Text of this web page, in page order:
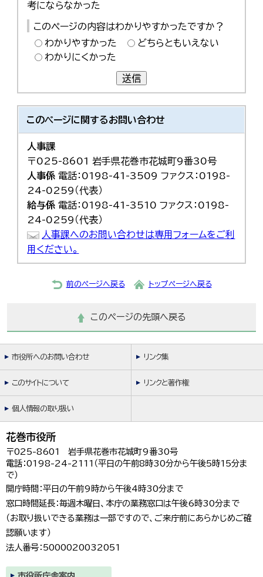
考にならなかった
このページの内容はわかりやすかったですか？
わかりやすかった
どちらともいえない
わかりにくかった
送信
このページに関するお問い合わせ
人事課
〒025-8601 岩手県花巻市花城町9番30号
人事係 電話：0198-41-3509 ファクス：0198-
24-0259（代表）
給与係 電話：0198-41-3510 ファクス：0198-
24-0259（代表）
人事課へのお問い合わせは専用フォームをご利
用ください。
前のページへ戻る トップページへ戻る
このページの先頭へ戻る
市役所へのお問い合わせ リンク集
このサイトについて リンクと著作権
個人情報の取り扱い
花巻市役所
〒025-8601 岩手県花巻市花城町9番30号
電話：0198-24-2111（平日の午前8時30分から午後5時15分ま
で）
開庁時間：平日の午前9時から午後4時30分まで
窓口時間延長：毎週木曜日、本庁の業務窓口は午後6時30分まで
（お取り扱いできる業務は一部ですので、ご来庁前にあらかじめご確
認願います）
法人番号：5000020032051